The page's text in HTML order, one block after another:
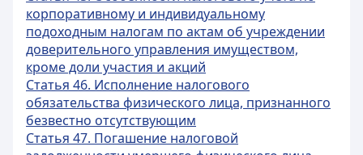
корпоративному и индивидуальному
подоходным налогам по актам об учреждении
доверительного управления имуществом,
кроме доли участия и акций
Статья 46. Исполнение налогового
обязательства физического лица, признанного
безвестно отсутствующим
Статья 47. Погашение налоговой